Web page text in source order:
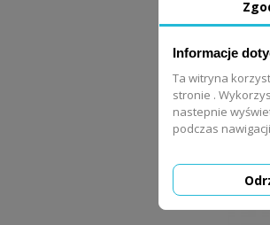
Informacje
Ta witryna
stronie .
nastepnie
podczas